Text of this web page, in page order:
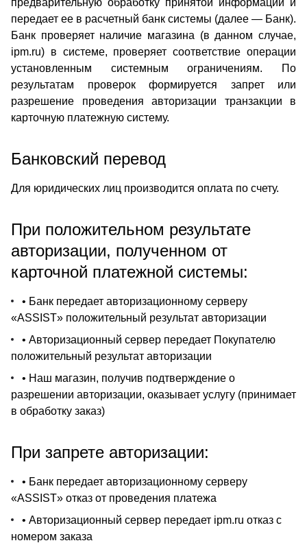
предварительную обработку принятой информации и
передает ее в расчетный банк системы (далее — Банк).
Банк проверяет наличие магазина (в данном случае,
ipm.ru) в системе, проверяет соответствие операции
установленным системным ограничениям. По
результатам проверок формируется запрет или
разрешение проведения авторизации транзакции в
карточную платежную систему.
Банковский перевод
Для юридических лиц производится оплата по счету.
При положительном результате
авторизации, полученном от
карточной платежной системы:
• Банк передает авторизационному серверу
«ASSIST» положительный результат авторизации
• Авторизационный сервер передает Покупателю
положительный результат авторизации
• Наш магазин, получив подтверждение о
разрешении авторизации, оказывает услугу (принимает
в обработку заказ)
При запрете авторизации:
• Банк передает авторизационному серверу
«ASSIST» отказ от проведения платежа
• Авторизационный сервер передает ipm.ru отказ с
номером заказа